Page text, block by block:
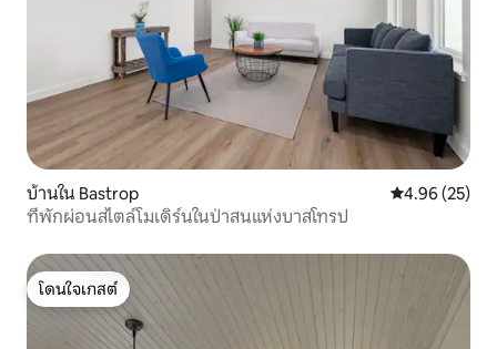
บ้านใน Bastrop คะแนนเฉลี่ย
4.96 (25)
ที่พักผ่อนสไตล์โมเดิร์นในป่าสนแห่งบาสโทรป
โดนใจเกสต์
โดนใจเกสต์